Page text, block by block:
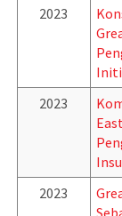
2023
2023
2023